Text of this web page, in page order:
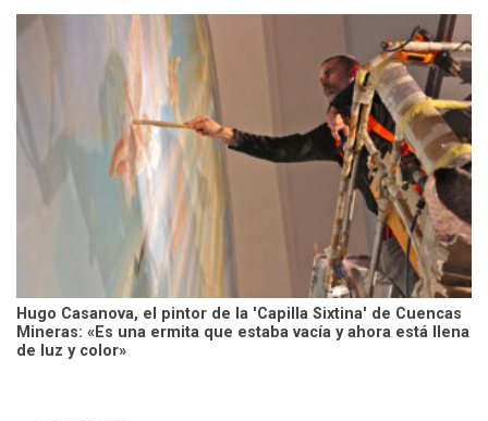
Hugo Casanova, el pintor de la 'Capilla Sixtina' de Cuencas
Mineras: «Es una ermita que estaba vacía y ahora está llena
de luz y color»